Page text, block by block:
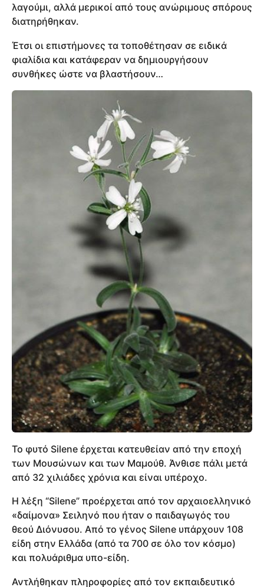
λαγούμι, αλλά μερικοί από τους ανώριμους σπόρους
διατηρήθηκαν.
Έτσι οι επιστήμονες τα τοποθέτησαν σε ειδικά
φιαλίδια και κατάφεραν να δημιουργήσουν
συνθήκες ώστε να βλαστήσουν…
Το φυτό Silene έρχεται κατευθείαν από την εποχή
των Μουσώνων και των Μαμούθ. Άνθισε πάλι μετά
από 32 χιλιάδες χρόνια και είναι υπέροχο.
Η λέξη “Silene” προέρχεται από τον αρχαιοελληνικό
«δαίμονα» Σειληνό που ήταν ο παιδαγωγός του
θεού Διόνυσου. Από το γένος Silene υπάρχουν 108
είδη στην Ελλάδα (από τα 700 σε όλο τον κόσμο)
και πολυάριθμα υπο-είδη.
Αντλήθηκαν πληροφορίες από τον εκπαιδευτικό